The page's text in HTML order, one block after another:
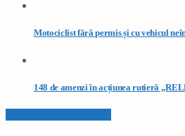
Motociclist fără permis și cu vehicul
148 de amenzi în acțiunea rutieră